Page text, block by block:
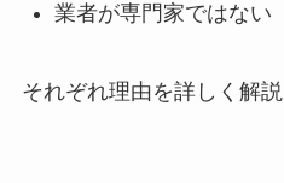
業者が専門家ではない
それぞれ理由を詳しく解説